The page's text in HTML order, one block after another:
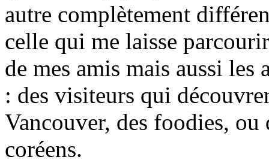
autre complètement
celle qui me laisse
de mes amis mais aussi
: des visiteurs qui
Vancouver, des foodies,
coréens.